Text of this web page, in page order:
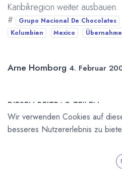
Karibikregion weiter ausbauen.
# Grupo Nacional De Chocolates
Kolumbien
Mexico
Arne Homborg 4. Februar
DIESEN BEITRAG TEILEN
Wir verwenden Cookies auf
besseres Nutzererlebnis zu